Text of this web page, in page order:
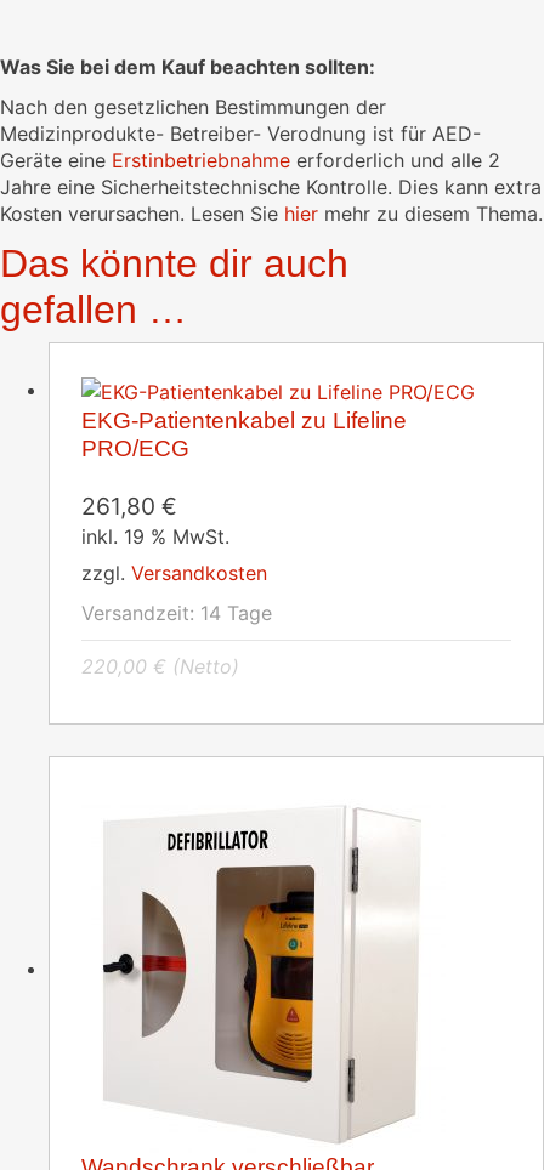
Was Sie bei dem Kauf beachten sollten:
Nach den gesetzlichen Bestimmungen der
Medizinprodukte- Betreiber- Verodnung ist für AED-
Geräte eine Erstinbetriebnahme erforderlich und alle 2
Jahre eine Sicherheitstechnische Kontrolle. Dies kann extra
Kosten verursachen. Lesen Sie hier mehr zu diesem Thema.
Das könnte dir auch
gefallen …
EKG-Patientenkabel zu Lifeline
PRO/ECG
261,80 €
inkl. 19 % MwSt.
zzgl. Versandkosten
Versandzeit: 14 Tage
220,00 € (Netto)